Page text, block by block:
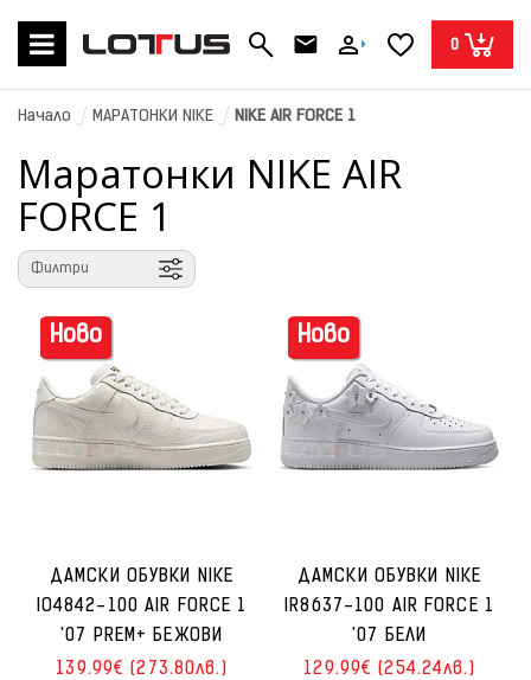
0
Начало МАРАТОНКИ NIKE NIKE AIR FORCE 1
Маратонки NIKE AIR
FORCE 1
Филтри
Ново
ДАМСКИ ОБУВКИ NIKE
IO4842-100 AIR FORCE 1
'07 PREM+ БЕЖОВИ
139.99€ (273.80лв.)
Ново
ДАМСКИ ОБУВКИ NIKE
IR8637-100 AIR FORCE 1
'07 БЕЛИ
129.99€ (254.24лв.)